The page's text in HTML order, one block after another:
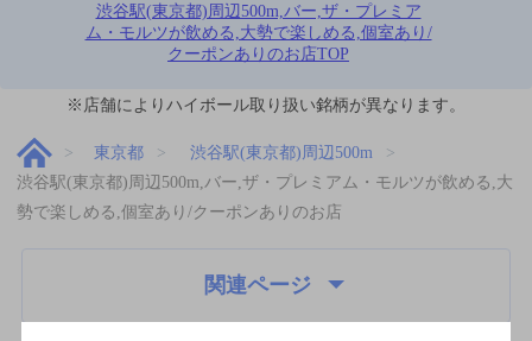
渋谷駅(東京都)周辺500m,バー,ザ・プレミア
ム・モルツが飲める,大勢で楽しめる,個室あり/
クーポンありのお店TOP
※店舗によりハイボール取り扱い銘柄が異なります。
東京都
渋谷駅(東京都)周辺500m
渋谷駅(東京都)周辺500m,バー,ザ・プレミアム・モルツが飲める,大
勢で楽しめる,個室あり/クーポンありのお店
関連ページ